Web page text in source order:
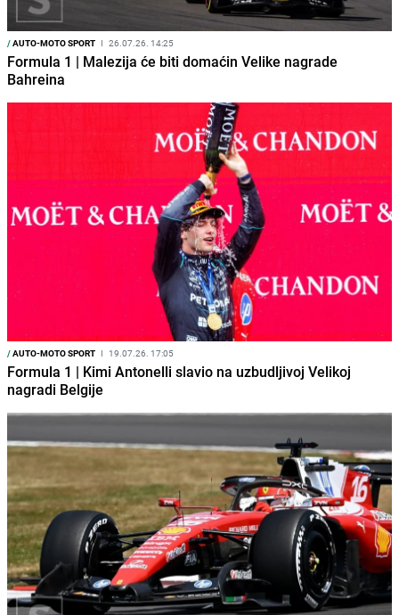
/AUTO-MOTO SPORT I 26.07.26. 14:25
Formula 1 | Malezija će biti domaćin Velike nagrade
Bahreina
/AUTO-MOTO SPORT I 19.07.26. 17:05
Formula 1 | Kimi Antonelli slavio na uzbudljivoj Velikoj
nagradi Belgije